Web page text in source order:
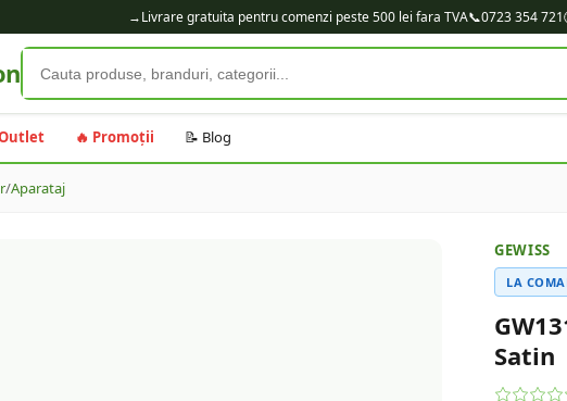
→Livrare gratuita pentru comenzi peste 500 lei fara TVA📞0723 354 721
🔥 Promoții 📝 Blog
/Aparataj
GEWISS
LA
Satin